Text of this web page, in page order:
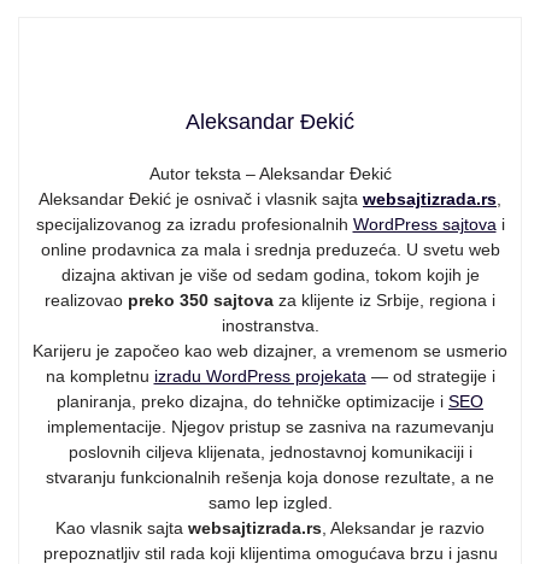
Aleksandar Đekić
Autor teksta – Aleksandar Đekić
Aleksandar Đekić je osnivač i vlasnik sajta websajtizrada.rs
specijalizovanog za izradu profesionalnih WordPress sajtova i
online prodavnica za mala i srednja preduzeća. U svetu web
dizajna aktivan je više od sedam godina, tokom kojih je
realizovao preko 350 sajtova za klijente iz Srbije, regiona i
inostranstva.
Karijeru je započeo kao web dizajner, a vremenom se usmerio
na kompletnu izradu WordPress projekata — od strategije i
planiranja, preko dizajna, do tehničke optimizacije i SEO
implementacije. Njegov pristup se zasniva na razumevanju
poslovnih ciljeva klijenata, jednostavnoj komunikaciji i
stvaranju funkcionalnih rešenja koja donose rezultate, a ne
samo lep izgled.
Kao vlasnik sajta websajtizrada.rs , Aleksandar je razvio
prepoznatljiv stil rada koji klijentima omogućava brzu i jasnu